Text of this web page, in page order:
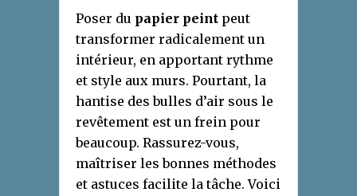
Poser du papier peint peut
transformer radicalement un
intérieur, en apportant rythme
et style aux murs. Pourtant, la
hantise des bulles d’air sous le
revêtement est un frein pour
beaucoup. Rassurez-vous,
maîtriser les bonnes méthodes
et astuces facilite la tâche. Voici